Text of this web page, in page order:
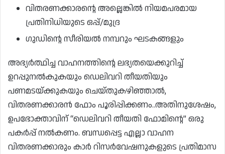
വിതരണക്കാരന്റെ അല്ലെങ്കിൽ നിയമപരമായ
പ്രതിനിധിയുടെ ഒപ്പ്/മുദ്ര
ഗുഡിന്റെ സീരിയൽ നമ്പറും ഘടകങ്ങളും
അഭ്യർത്ഥിച്ച വാഹനത്തിന്റെ ലഭ്യതയെക്കുറിച്ച്
ഉറപ്പുനൽകുകയും ഡെലിവറി തീയതിയും
പണമടയ്ക്കുകയും ചെയ്തുകഴിഞ്ഞാൽ,
വിതരണക്കാരൻ ഫോം പൂരിപ്പിക്കണം..അതിനുശേഷം,
ഉപഭോക്താവിന് “ഡെലിവറി തീയതി ഫോമിന്റെ” ഒരു
പകർപ്പ് നൽകണം. ബന്ധപ്പെട്ട എല്ലാ വാഹന
വിതരണക്കാരും കാർ റിസർവേഷനുകളുടെ പ്രതിമാസ